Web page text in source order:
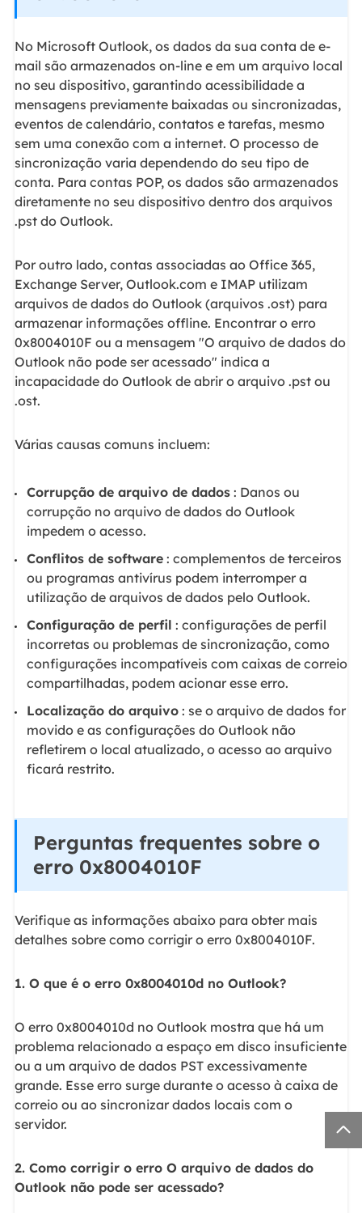
No Microsoft Outlook, os dados da sua conta de e-
mail são armazenados on-line e em um arquivo local
no seu dispositivo, garantindo acessibilidade a
mensagens previamente baixadas ou sincronizadas,
eventos de calendário, contatos e tarefas, mesmo
sem uma conexão com a internet. O processo de
sincronização varia dependendo do seu tipo de
conta. Para contas POP, os dados são armazenados
diretamente no seu dispositivo dentro dos arquivos
.pst do Outlook.
Por outro lado, contas associadas ao Office 365,
Exchange Server, Outlook.com e IMAP utilizam
arquivos de dados do Outlook (arquivos .ost) para
armazenar informações offline. Encontrar o erro
0x8004010F ou a mensagem "O arquivo de dados do
Outlook não pode ser acessado" indica a
incapacidade do Outlook de abrir o arquivo .pst ou
.ost.
Várias causas comuns incluem:
Corrupção de arquivo de dados: Danos ou
corrupção no arquivo de dados do Outlook
impedem o acesso.
Conflitos de software: complementos de terceiros
ou programas antivírus podem interromper a
utilização de arquivos de dados pelo Outlook.
Configuração de perfil : configurações de perfil
incorretas ou problemas de sincronização, como
configurações incompatíveis com caixas de correio
compartilhadas, podem acionar esse erro.
Localização do arquivo: se o arquivo de dados for
movido e as configurações do Outlook não
refletirem o local atualizado, o acesso ao arquivo
ficará restrito.
Perguntas frequentes sobre o
erro 0x8004010F
Verifique as informações abaixo para obter mais
detalhes sobre como corrigir o erro 0x8004010F.
1. O que é o erro 0x8004010d no Outlook?
O erro 0x8004010d no Outlook mostra que há um
problema relacionado a espaço em disco insuficiente
ou a um arquivo de dados PST excessivamente
grande. Esse erro surge durante o acesso à caixa de
correio ou ao sincronizar dados locais com o
servidor.
2. Como corrigir o erro O arquivo de dados do
Outlook não pode ser acessado?
